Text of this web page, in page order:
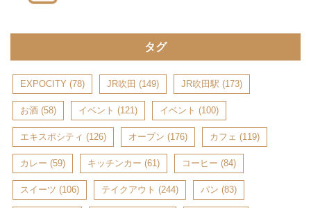
タグ
EXPOCITY (78) JR吹田 (149) JR吹田駅 (173)
お酒 (58) イベント (121) イベント (100)
エキスポシティ (126) オープン (176) カフェ (119)
カレー (59) キッチンカー (61) コーヒー (84)
スイーツ (106) テイクアウト (244) パン (83)